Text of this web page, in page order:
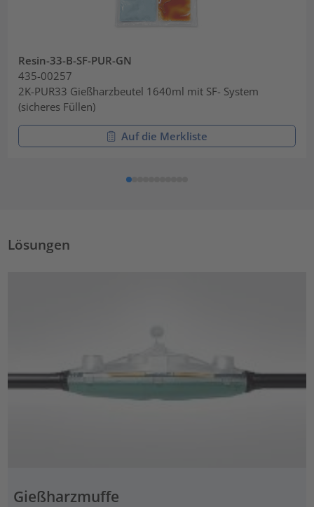
Resin-33-B-SF-PUR-GN
435-00257
2K-PUR33 Gießharzbeutel 1640ml mit SF- System
(sicheres Füllen)
Auf die Merkliste
Lösungen
Gießharzmuffe